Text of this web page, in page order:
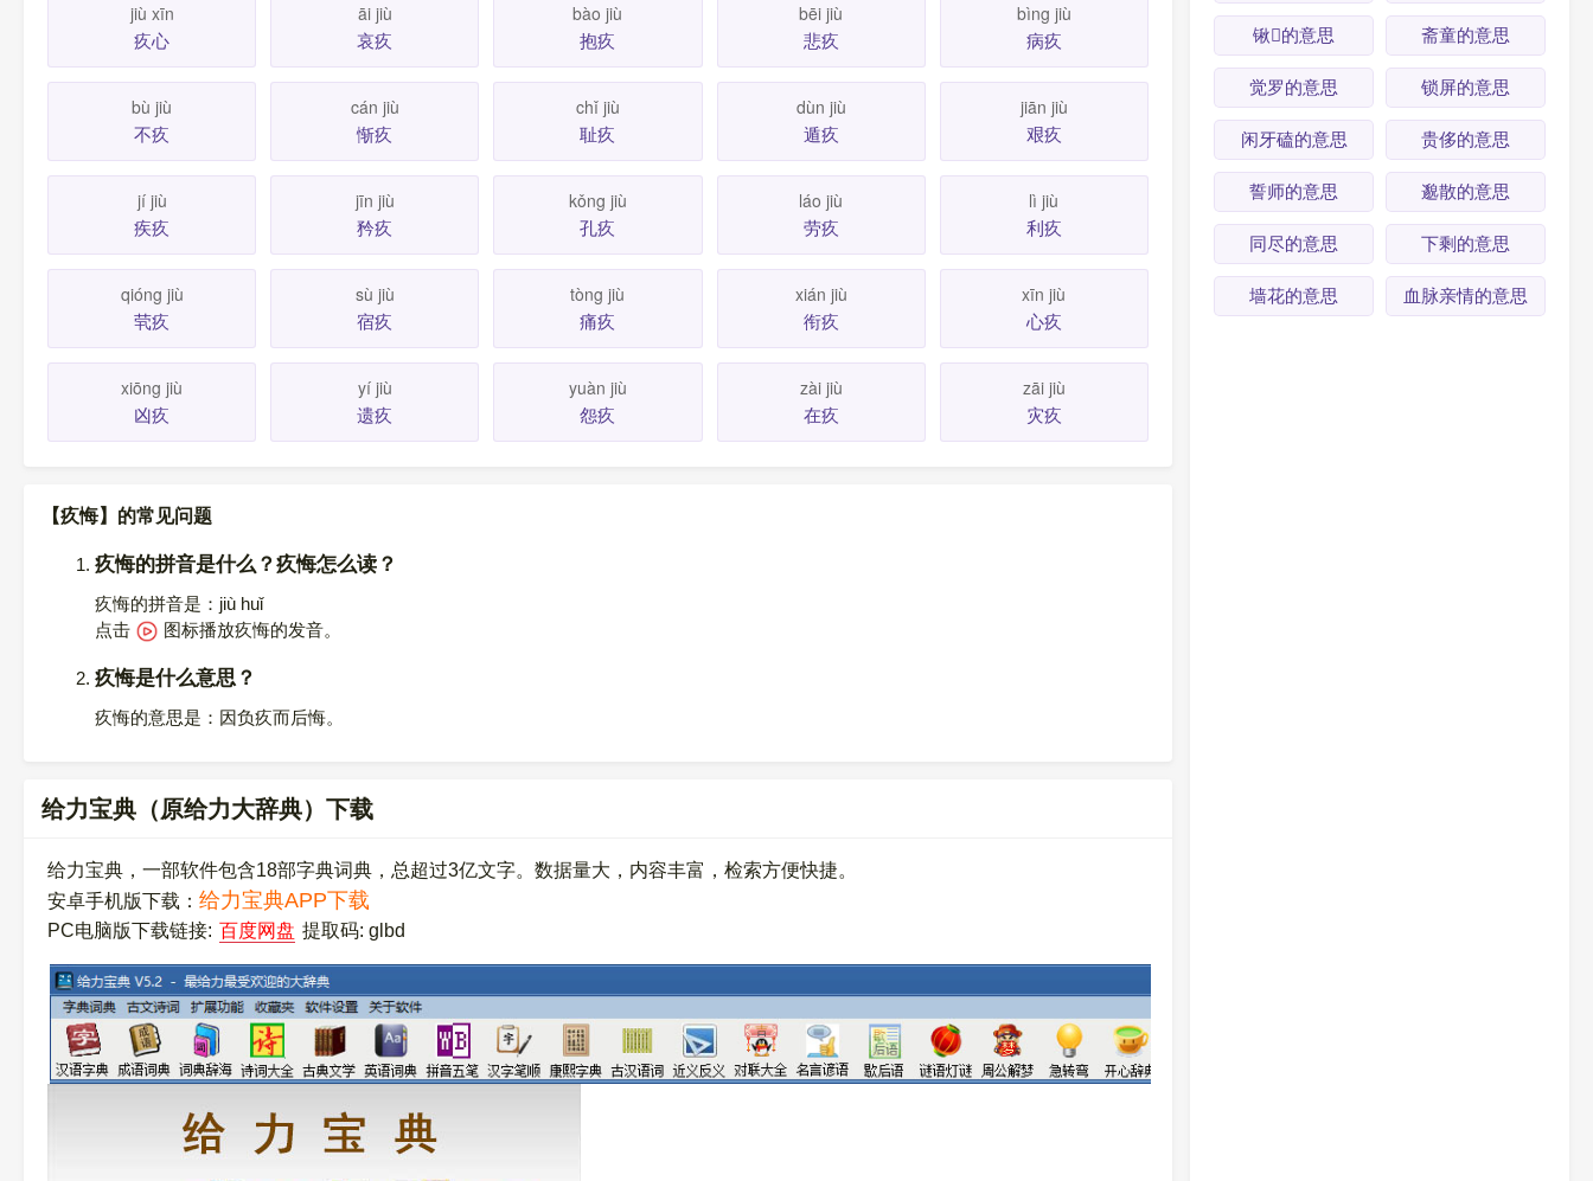
jiù xīn
疚心
āi jiù
哀疚
bào jiù
抱疚
bēi jiù
悲疚
bìng jiù
病疚
bù jiù
不疚
cán jiù
惭疚
chǐ jiù
耻疚
dùn jiù
遁疚
jiān jiù
艰疚
jí jiù
疾疚
jīn jiù
矜疚
kǒng jiù
孔疚
láo jiù
劳疚
lì jiù
利疚
qióng jiù
茕疚
sù jiù
宿疚
tòng jiù
痛疚
xián jiù
衔疚
xīn jiù
心疚
xiōng jiù
凶疚
yí jiù
遗疚
yuàn jiù
怨疚
zài jiù
在疚
zāi jiù
灾疚
【疚悔】的常见问题
疚悔的拼音是什么？疚悔怎么读？
疚悔的拼音是：jiù huǐ
点击
图标播放疚悔的发音。
疚悔是什么意思？
疚悔的意思是：因负疚而后悔。
给力宝典（原给力大辞典）下载
给力宝典，一部软件包含18部字典词典，总超过3亿文字。数据量大，内容丰富，检索方便快捷。
安卓手机版下载： 给力宝典APP下载
PC电脑版下载链接: 百度网盘 提取码: glbd
锹的意思 斋童的意思
觉罗的意思 锁屏的意思
闲牙磕的意思 贵侈的意思
誓师的意思 邈散的意思
同尽的意思 下剩的意思
墙花的意思 血脉亲情的意思